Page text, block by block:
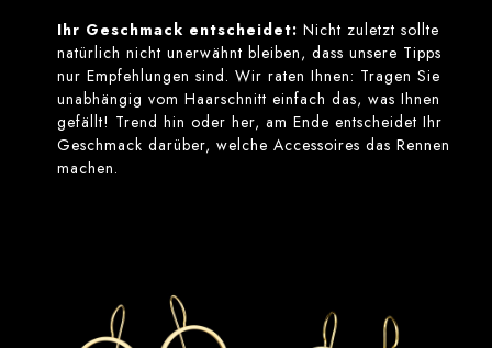
Ihr Geschmack entscheidet: Nicht zuletzt sollte
natürlich nicht unerwähnt bleiben, dass unsere Tipps
nur Empfehlungen sind. Wir raten Ihnen: Tragen Sie
unabhängig vom Haarschnitt einfach das, was Ihnen
gefällt! Trend hin oder her, am Ende entscheidet Ihr
Geschmack darüber, welche Accessoires das Rennen
machen.